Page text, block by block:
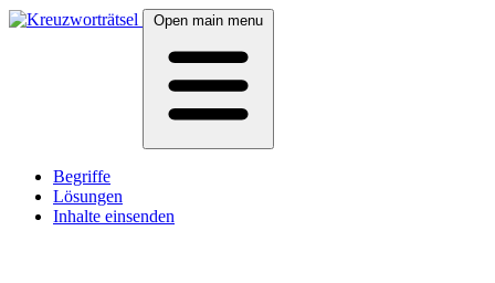
Open main menu
Begriffe
Lösungen
Inhalte einsenden